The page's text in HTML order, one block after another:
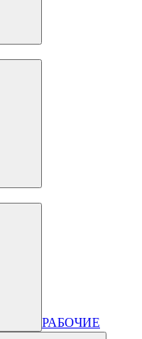
РАБОЧИЕ